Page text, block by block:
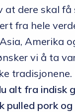
dere skal få
fra hele
Amerika
vi å ta
tradisjonene.
alt fra indisk
pulled pork og